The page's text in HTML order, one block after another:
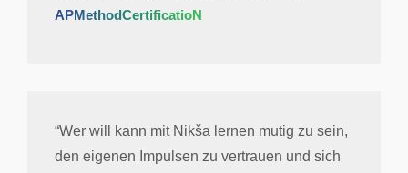
APMethodCertificatioN
“Wer will kann mit Nikša lernen mutig zu sein,
den eigenen Impulsen zu vertrauen und sich